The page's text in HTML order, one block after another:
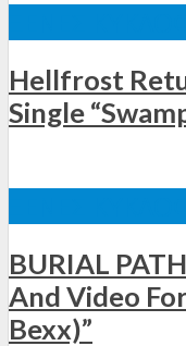
Hellfrost
Single
BURIAL
And Video
Bexx)”